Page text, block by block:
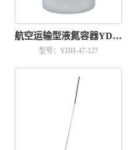
航空运输型液氮容器YDH-47-127
型号：YDH-47-127